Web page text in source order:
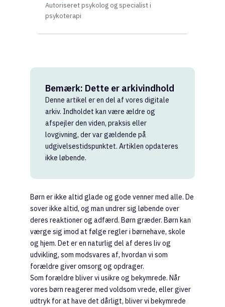
Autoriseret psykolog og specialist i
psykoterapi
Bemærk: Dette er arkivindhold
Denne artikel er en del af vores digitale
arkiv. Indholdet kan være ældre og
afspejler den viden, praksis eller
lovgivning, der var gældende på
udgivelsestidspunktet. Artiklen opdateres
ikke løbende.
Børn er ikke altid glade og gode venner med alle. De
sover ikke altid, og man undrer sig løbende over
deres reaktioner og adfærd. Børn græder. Børn kan
værge sig imod at følge regler i børnehave, skole
og hjem. Det er en naturlig del af deres liv og
udvikling, som modsvares af, hvordan vi som
forældre giver omsorg og opdrager.
Som forældre bliver vi usikre og bekymrede. Når
vores børn reagerer med voldsom vrede, eller giver
udtryk for at have det dårligt, bliver vi bekymrede